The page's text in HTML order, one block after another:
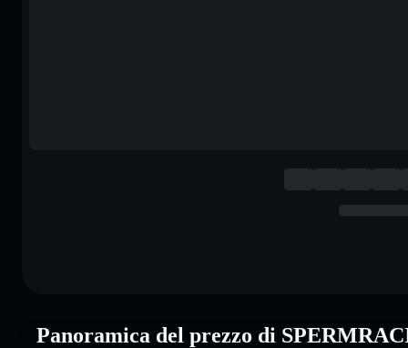
Panoramica del prezzo di